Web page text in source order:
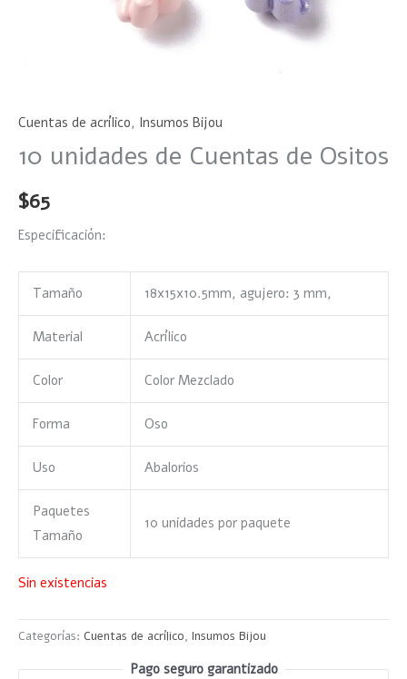
Cuentas de acrílico, Insumos Bijou
10 unidades de Cuentas de Ositos
$65
Especificación:
Tamaño 18x15x10.5mm, agujero: 3 mm,
Material Acrílico
Color Color Mezclado
Forma Oso
Uso Abalorios
Paquetes
Tamaño
10 unidades por paquete
Sin existencias
Categorías: Cuentas de acrílico, Insumos Bijou
Pago seguro garantizado